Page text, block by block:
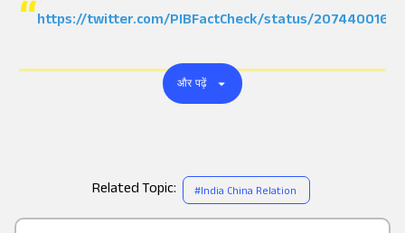
Add
as a
https://twitter.com/PIBFactCheck/status/
और पढ़ें
Related Topic: #India China Relation